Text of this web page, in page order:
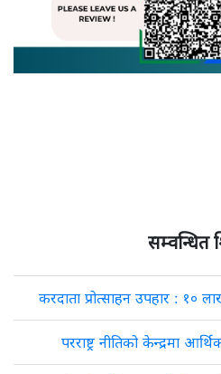
सम्वन्धित
करदाता प्रोत्साहन उपहार : १०
परराष्ट्र नीतिको केन्द्रमा